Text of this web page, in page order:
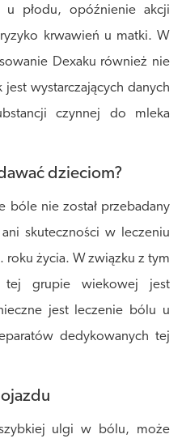
u płodu, opóźnienie akcji
krwawień u matki. W
Dexaku również nie
wystarczających danych
czynnej do mleka
dzieciom?
bóle nie został przebadany
skuteczności w leczeniu
roku życia. W związku z tym
grupie wiekowej jest
jest leczenie bólu u
dedykowanych tej
ulgi w bólu, może